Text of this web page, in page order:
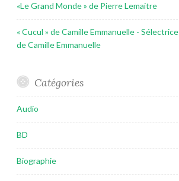
«Le Grand Monde » de Pierre Lemaitre
« Cucul » de Camille Emmanuelle - Sélectrice
de Camille Emmanuelle
Catégories
Audio
BD
Biographie